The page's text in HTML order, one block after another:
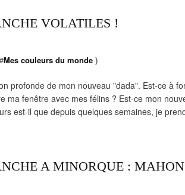
VOLATILES !
Mes couleurs du monde )
profonde de mon nouveau "dada". Est-ce à
ma fenêtre avec mes félins ? Est-ce mon
est-il que depuis quelques semaines, je
A MINORQUE : MAHON